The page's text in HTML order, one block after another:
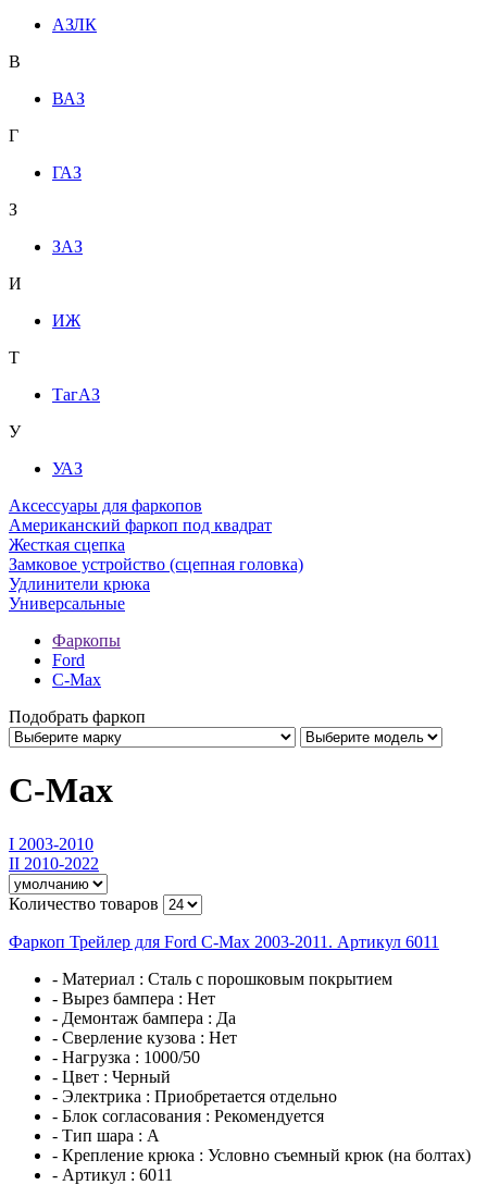
АЗЛК
В
ВАЗ
Г
ГАЗ
З
ЗАЗ
И
ИЖ
Т
ТагАЗ
У
УАЗ
Аксессуары для фаркопов
Американский фаркоп под квадрат
Жесткая сцепка
Замковое устройство (сцепная головка)
Удлинители крюка
Универсальные
Фаркопы
Ford
C-Max
Подобрать фаркоп
C-Max
I 2003-2010
II 2010-2022
Количество товаров
Фаркоп Трейлер для Ford C-Max 2003-2011. Артикул 6011
- Материал : Сталь с порошковым покрытием
- Вырез бампера : Нет
- Демонтаж бампера : Да
- Сверление кузова : Нет
- Нагрузка : 1000/50
- Цвет : Черный
- Электрика : Приобретается отдельно
- Блок согласования : Рекомендуется
- Тип шара : A
- Крепление крюка : Условно съемный крюк (на болтах)
- Артикул : 6011